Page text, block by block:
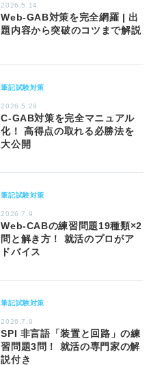
2026.5.14
Web-GAB対策を完全網羅 | 出
題内容から突破のコツまで解説
筆記試験対策
2026.5.29
C-GAB対策を完全マニュアル
化！ 高得点の取れる必勝法を
大公開
筆記試験対策
2026.7.9
Web-CABの練習問題19種類×2
問と解き方！ 就活のプロがア
ドバイス
筆記試験対策
2026.7.9
SPI 非言語「装置と回路」の練
習問題3問！ 就活の専門家の解
説付き